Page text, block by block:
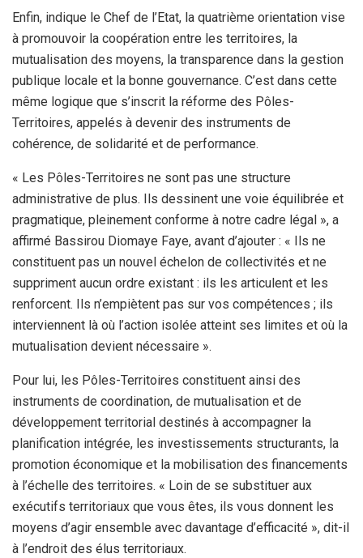
Enfin, indique le Chef de l’Etat, la quatrième orientation vise
à promouvoir la coopération entre les territoires, la
mutualisation des moyens, la transparence dans la gestion
publique locale et la bonne gouvernance. C’est dans cette
même logique que s’inscrit la réforme des Pôles-
Territoires, appelés à devenir des instruments de
cohérence, de solidarité et de performance.
« Les Pôles-Territoires ne sont pas une structure
administrative de plus. Ils dessinent une voie équilibrée et
pragmatique, pleinement conforme à notre cadre légal », a
affirmé Bassirou Diomaye Faye, avant d’ajouter : « Ils ne
constituent pas un nouvel échelon de collectivités et ne
suppriment aucun ordre existant : ils les articulent et les
renforcent. Ils n’empiètent pas sur vos compétences ; ils
interviennent là où l’action isolée atteint ses limites et où la
mutualisation devient nécessaire ».
Pour lui, les Pôles-Territoires constituent ainsi des
instruments de coordination, de mutualisation et de
développement territorial destinés à accompagner la
planification intégrée, les investissements structurants, la
promotion économique et la mobilisation des financements
à l’échelle des territoires. « Loin de se substituer aux
exécutifs territoriaux que vous êtes, ils vous donnent les
moyens d’agir ensemble avec davantage d’efficacité », dit-il
à l’endroit des élus territoriaux.